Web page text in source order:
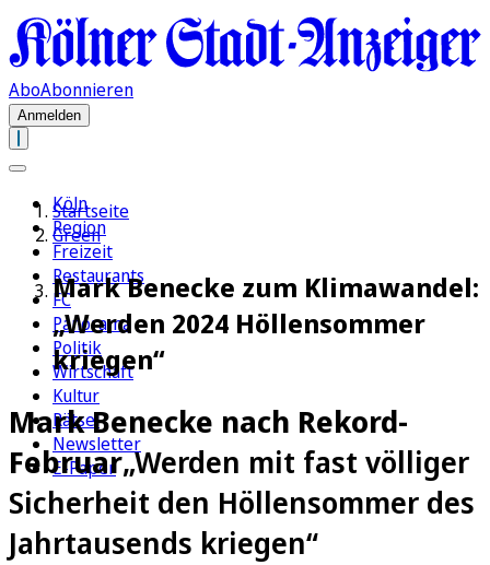
AboAbonnieren
Anmelden
Köln
Region
Freizeit
Restaurants
FC
Panorama
Politik
Wirtschaft
Kultur
Rätsel
Newsletter
E-Paper
Startseite
Green
Mark Benecke zum Klimawandel:
„Werden 2024 Höllensommer
kriegen“
Mark Benecke nach Rekord-
Februar„Werden mit fast völliger
Sicherheit den Höllensommer des
Jahrtausends kriegen“